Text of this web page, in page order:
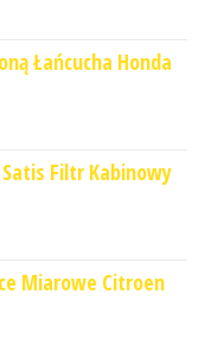
Łańcucha Honda
Filtr Kabinowy
Miarowe Citroen